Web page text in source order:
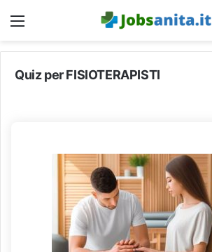
Menu
Quiz per FISIOTERAPISTI